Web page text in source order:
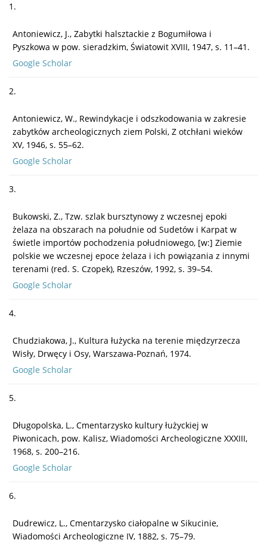
1.
Antoniewicz, J., Zabytki halsztackie z Bogumiłowa i
Pyszkowa w pow. sieradzkim, Światowit XVIII, 1947, s. 11–41.
Google Scholar
2.
Antoniewicz, W., Rewindykacje i odszkodowania w zakresie
zabytków archeologicznych ziem Polski, Z otchłani wieków
XV, 1946, s. 55–62.
Google Scholar
3.
Bukowski, Z., Tzw. szlak bursztynowy z wczesnej epoki
żelaza na obszarach na południe od Sudetów i Karpat w
świetle importów pochodzenia południowego, [w:] Ziemie
polskie we wczesnej epoce żelaza i ich powiązania z innymi
terenami (red. S. Czopek), Rzeszów, 1992, s. 39–54.
Google Scholar
4.
Chudziakowa, J., Kultura łużycka na terenie międzyrzecza
Wisły, Drwęcy i Osy, Warszawa-Poznań, 1974.
Google Scholar
5.
Długopolska, L., Cmentarzysko kultury łużyckiej w
Piwonicach, pow. Kalisz, Wiadomości Archeologiczne XXXIII,
1968, s. 200–216.
Google Scholar
6.
Dudrewicz, L., Cmentarzysko ciałopalne w Sikucinie,
Wiadomości Archeologiczne IV, 1882, s. 75–79.